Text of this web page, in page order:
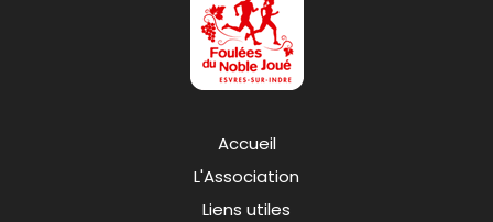
Accueil
L'Association
Liens utiles